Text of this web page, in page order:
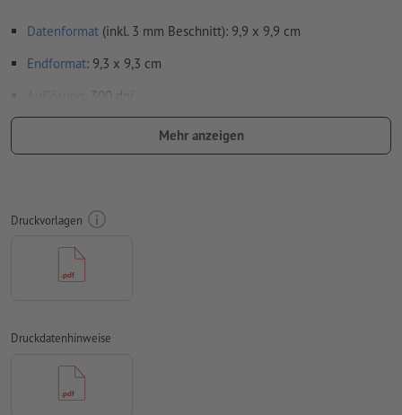
Datenformat (inkl. 3 mm Beschnitt): 9,9 x 9,9 cm
Endformat: 9,3 x 9,3 cm
300 dpi
fürVeredelungengelten spezifische Vorgaben
wie Sie Ihre Druckdaten mit partieller Veredelung in
umlaufend 3 mm
mit mind. 4 mm Abstand zum Endformat
Schriftenmüssen vollständig eingebettet oder in Kurven
konvertiert werden
ungestrichene Papiere
schwarze Designelemente müssen einfarbig schwarz (Cyan
0 %, Magenta 0 %, Yellow 0 %, Key 100 %) angelegt werden,
Mehr anzeigen
Druckvorlagen
Druckdatenhinweise